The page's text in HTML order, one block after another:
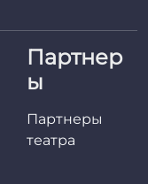
Партнер
ы
Партнеры
театра